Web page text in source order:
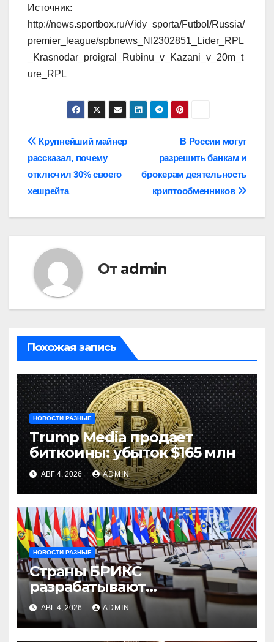
Источник:
http://news.sportbox.ru/Vidy_sporta/Futbol/Russia/
premier_league/spbnews_NI2302851_Lider_RPL
_Krasnodar_proigral_Rubinu_v_Kazani_v_20m_t
ure_RPL
Навигация
по
записям
В России могут
разрешить банкам и
брокерам деятельность
криптообменников
Крупнейший майнер
рассказал, почему
отключил 30% своего
хешрейта
От admin
Похожая запись
НОВОСТИ РАЗНЫЕ
Trump Media продает
биткоины: убыток $165 млн
АВГ 4, 2026 ADMIN
НОВОСТИ РАЗНЫЕ
Страны БРИКС
разрабатывают
инфраструктуру на базе
цифровых валют
центробанков
АВГ 4, 2026 ADMIN